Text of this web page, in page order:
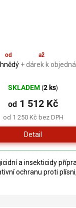
od až–19 %
+ dárek k
SKLADEM (2 ks)
od 1 250 Kč bez DPH
od 1 512 Kč
Detail
a insekticidy
ochranu proti